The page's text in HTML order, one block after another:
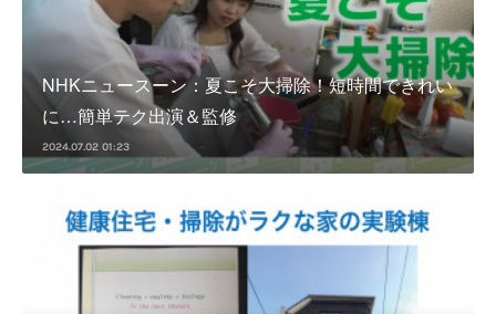
NHKニュースーン：夏こそ大掃除！短時間できれい
に…簡単テク出演＆監修
2024.07.02 01:23